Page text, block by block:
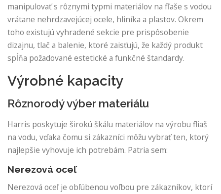
manipulovať s rôznymi typmi materiálov na fľaše s vodou
vrátane nehrdzavejúcej ocele, hliníka a plastov. Okrem
toho existujú vyhradené sekcie pre prispôsobenie
dizajnu, tlač a balenie, ktoré zaisťujú, že každý produkt
spĺňa požadované estetické a funkčné štandardy.
Výrobné kapacity
Rôznorodý výber materiálu
Harris poskytuje širokú škálu materiálov na výrobu fliaš
na vodu, vďaka čomu si zákazníci môžu vybrať ten, ktorý
najlepšie vyhovuje ich potrebám. Patria sem:
Nerezová oceľ
Nerezová oceľ je obľúbenou voľbou pre zákazníkov, ktorí